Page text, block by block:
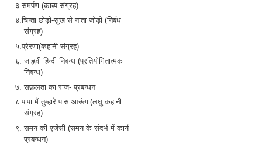
३.समर्पण (काव्य संग्रह)
४.चिन्ता छोड़ो-सुख से नाता जोड़ो (निबंध
संग्रह)
५.प्रेरणा(कहानी संग्रह)
६. जाह्नवी हिन्दी निबन्ध (प्रतियोगितात्मक
निबन्ध)
७. सफ़लता का राज- प्रबन्धन
८.पापा मैं तुम्हारे पास आऊंगा(लघु कहानी
संग्रह)
९. समय की एजेंसी (समय के संदर्भ में कार्य
प्रबन्धन)